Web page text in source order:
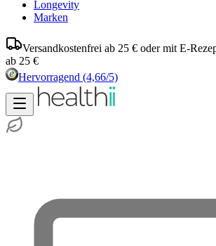
Longevity
Marken
Versandkostenfrei ab 25 € oder mit E-
ab 25 €
Hervorragend (4,66/5)